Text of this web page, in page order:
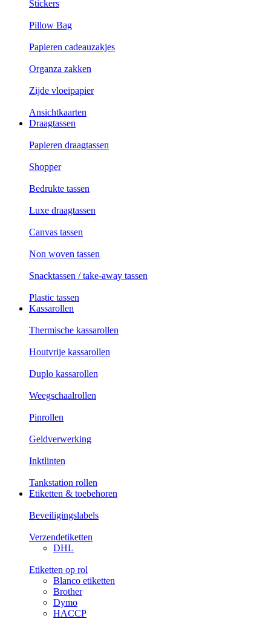
Stickers
Pillow Bag
Papieren cadeauzakjes
Organza zakken
Zijde vloeipapier
Ansichtkaarten
Draagtassen
Papieren draagtassen
Shopper
Bedrukte tassen
Luxe draagtassen
Canvas tassen
Non woven tassen
Snacktassen / take-away tassen
Plastic tassen
Kassarollen
Thermische kassarollen
Houtvrije kassarollen
Duplo kassarollen
Weegschaalrollen
Pinrollen
Geldverwerking
Inktlinten
Tankstation rollen
Etiketten & toebehoren
Beveiligingslabels
Verzendetiketten
DHL
Etiketten op rol
Blanco etiketten
Brother
Dymo
HACCP